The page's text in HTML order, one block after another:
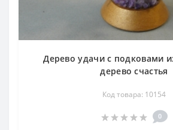
Дерево удачи с подковами
дерево счастья
Код товара: 10154
0